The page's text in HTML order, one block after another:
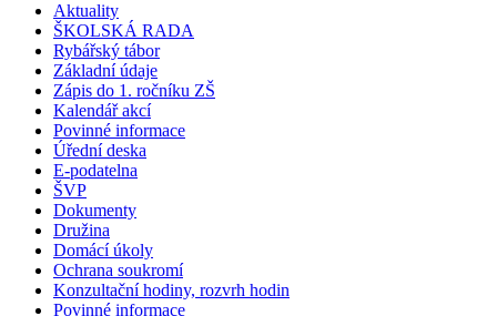
Aktuality
ŠKOLSKÁ RADA
Rybářský tábor
Základní údaje
Zápis do 1. ročníku ZŠ
Kalendář akcí
Povinné informace
Úřední deska
E-podatelna
ŠVP
Dokumenty
Družina
Domácí úkoly
Ochrana soukromí
Konzultační hodiny, rozvrh hodin
Povinné informace